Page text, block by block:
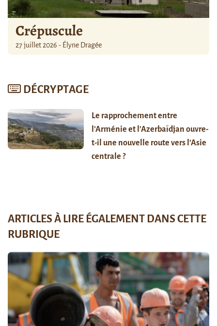
Crépuscule
27 juillet 2026 - Élyne Dragée
DÉCRYPTAGE
Le rapprochement entre
l’Arménie et l’Azerbaïdjan ouvre-
t-il une nouvelle route vers l’Asie
centrale ?
ARTICLES À LIRE ÉGALEMENT DANS CETTE
RUBRIQUE